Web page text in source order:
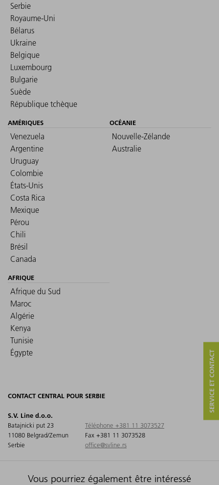
Serbie
Royaume-Uni
Bélarus
Ukraine
Belgique
Luxembourg
Bulgarie
Suède
République tchèque
AMÉRIQUES
Venezuela
Argentine
Uruguay
Colombie
États-Unis
Costa Rica
Mexique
Pérou
Chili
Brésil
Canada
OCÉANIE
Nouvelle-Zélande
Australie
AFRIQUE
Afrique du Sud
Maroc
Algérie
Kenya
Tunisie
Égypte
CONTACT CENTRAL POUR SERBIE
S.V. Line d.o.o.
Batajnicki put 23
11080 Belgrad/Zemun
Serbie
Téléphone +381 11 3073527
Fax +381 11 3073528
office@svline.rs
Vous pourriez également être intéressé
SERVICE ET CONTACT